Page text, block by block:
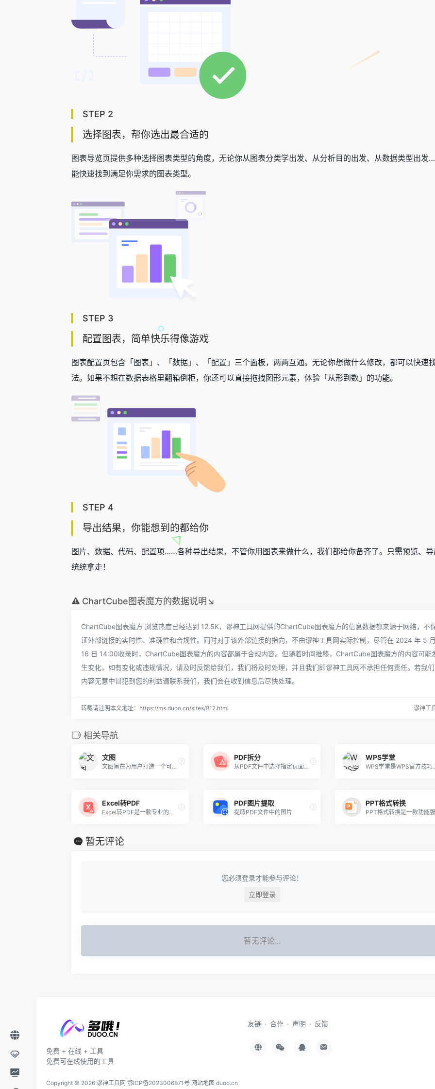
STEP 2
选择图表，帮你选出最合适的
图表导览页提供多种选择图表类型的角度，无论你从图表分类学出发、从分析目的出发、从数据类型出发
能快速找到满足你需求的图表类型。
STEP 3
配置图表，简单快乐得像游戏
图表配置页包含「图表」、「数据」、「配置」三个面板，两两互通。无论你想做什么修改，都可以快速
法。如果不想在数据表格里翻箱倒柜，你还可以直接拖拽图形元素，体验「从形到数」的功能。
STEP 4
导出结果，你能想到的都给你
图片、数据、代码、配置项……各种导出结果，不管你用图表来做什么，我们都给你备齐了。只需预览、
统统拿走！
ChartCube图表魔方的数据说明↘
ChartCube图表魔方 浏览热度已经达到 12.5K，谬神工具网提供的ChartCube图表魔方的信息数据都来源于网络，不
证外部链接的实时性、准确性和合规性。同时对于该外部链接的指向，不由谬神工具网实际控制，尽管在 2024 年 5
16 日 14:00收录时，ChartCube图表魔方的内容都属于合规内容。但随着时间推移，ChartCube图表魔方的内容可能
生变化，如有变化或违规情况，请及时反馈给我们，我们将及时处理，并且我们即谬神工具网不承担任何责任。若我
内容无意中冒犯到您的利益请联系我们，我们会在收到信息后尽快处理。
转载请注明本文地址：https://ms.duoo.cn/sites/812.html 谬神工
相关导航
文图
文图旨在为用户打造一个可在线编辑、即时生成数据报告的工具，预设有海量的模板和配色方案，可用作大数据分析可视化，业务报表生成，日常工作报告等等
PDF拆分
从PDF文件中选择指定页面拆分成新的PDF
WPS学堂
WPS学堂是WPS官方技巧教程学习平台,包含WPS教程,Office教程
Excel转PDF
Excel转PDF是一款专业的电子表格处理工具，能够轻松地将Excel文件转为PDF文件
PDF图片提取
提取PDF文件中的图片
PPT格式转换
暂无评论
您必须登录才能参与评论！
立即登录
暂无评论...
免费 + 在线 + 工具
免费可在线使用的工具
友链 合作 声明 反馈
Copyright © 2026 谬神工具网 鄂ICP备2023006871号 网站地图 duoo.cn